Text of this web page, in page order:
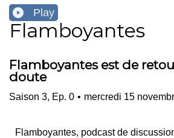
Play
Flamboyantes
Flamboyantes est de
doute
Saison 3, Ep. 0 • mercredi 15
Flamboyantes, podcast de